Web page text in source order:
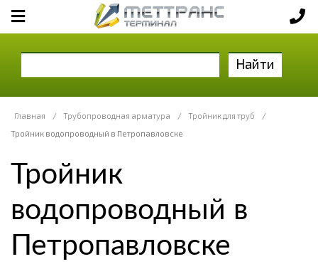
Найти
Главная / Трубопроводная арматура / Тройник для труб
/
Тройник водопроводный в Петропавловске
Тройник
водопроводный в
Петропавловске